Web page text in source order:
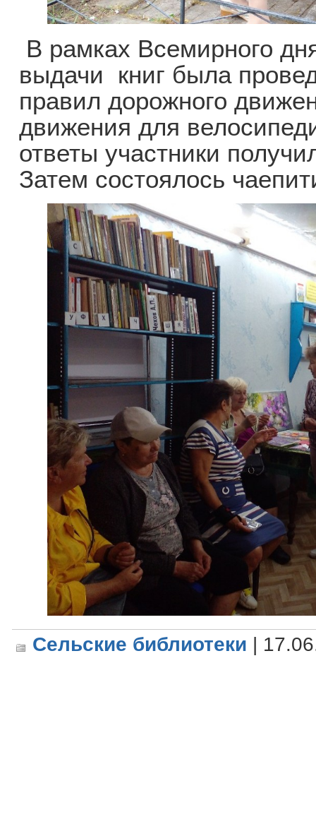
В рамках Всемирного
выдачи книг была
правил дорожного
движения для
ответы участники
Затем состоялось
Сельские библиотеки |